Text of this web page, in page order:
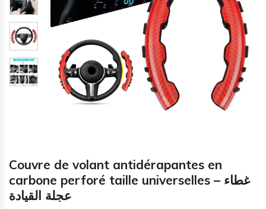
Couvre de volant antidérapantes en
carbone perforé taille universelles – غطاء
عجلة القيادة